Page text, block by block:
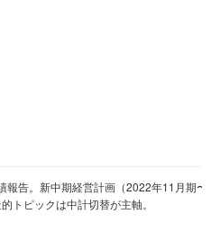
報告。新中期経営計画（2022年11月期〜
トピックは中計切替が主軸。